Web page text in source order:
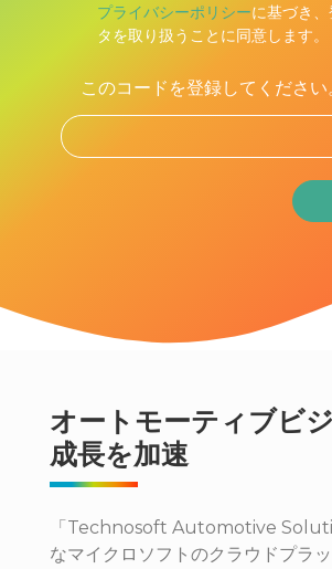
プライバシーポリシーに基づき
タを取り扱うことに同意します。
このコードを登録してください
オートモーティブビ
成長を加速
「Technosoft Automotive
なマイクロソフトのクラウドプラ